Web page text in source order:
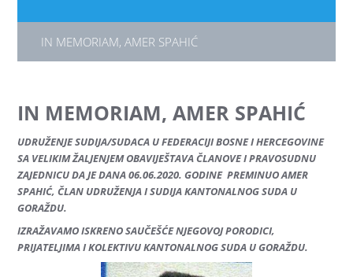
IN MEMORIAM, AMER SPAHIĆ
IN MEMORIAM, AMER SPAHIĆ
UDRUŽENJE SUDIJA/SUDACA U FEDERACIJI BOSNE I HERCEGOVINE
SA VELIKIM ŽALJENJEM OBAVIJEŠTAVA ČLANOVE I PRAVOSUDNU
ZAJEDNICU DA JE DANA 06.06.2020. GODINE PREMINUO AMER
SPAHIĆ, ČLAN UDRUŽENJA I SUDIJA KANTONALNOG SUDA U
GORAŽDU.
IZRAŽAVAMO ISKRENO SAUČEŠĆE NJEGOVOJ PORODICI,
PRIJATELJIMA I KOLEKTIVU KANTONALNOG SUDA U GORAŽDU.